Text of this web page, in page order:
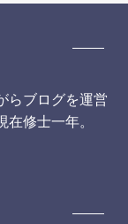
らブログを運営
修士一年。